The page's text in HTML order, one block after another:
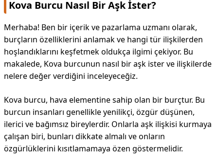
Kova Burcu Nasıl Bir Aşk İster?
Merhaba! Ben bir içerik ve pazarlama uzmanı olarak,
burçların özelliklerini anlamak ve hangi tür ilişkilerden
hoşlandıklarını keşfetmek oldukça ilgimi çekiyor. Bu
makalede, Kova burcunun nasıl bir aşk ister ve ilişkilerde
nelere değer verdiğini inceleyeceğiz.
Kova burcu, hava elementine sahip olan bir burçtur. Bu
burcun insanları genellikle yenilikçi, özgür düşünen,
ilerici ve bağımsız bireylerdir. Onlarla aşk ilişkisi kurmaya
çalışan biri, bunları dikkate almalı ve onların
özgürlüklerini kısıtlamamaya özen göstermelidir.